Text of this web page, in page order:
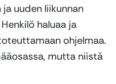
uuden liikunnan
haluaa ja
ohjelmaa.
mutta niistä